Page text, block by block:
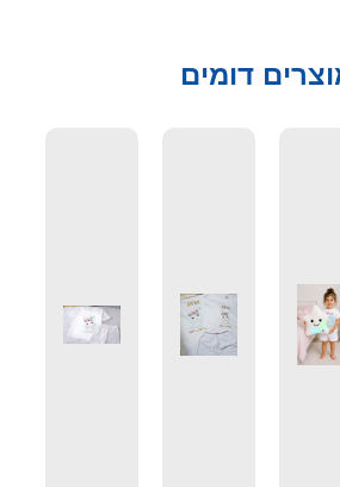
דומים